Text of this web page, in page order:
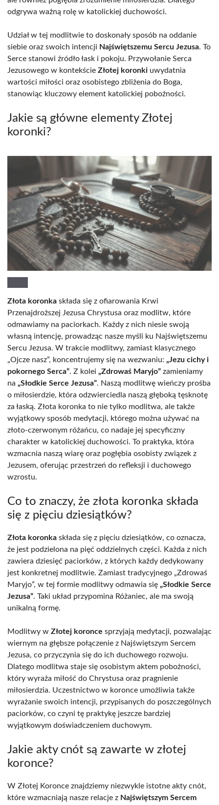
odgrywa ważną rolę w katolickiej duchowości.
Udział w tej modlitwie to doskonały sposób na oddanie
siebie oraz swoich intencji Najświętszemu Sercu Jezusa. To
Serce stanowi źródło łask i pokoju. Przywołanie Serca
Jezusowego w kontekście Złotej koronki uwydatnia
wartości miłości oraz osobistego zbliżenia do Boga,
stanowiąc kluczowy element katolickiej pobożności.
Jakie są główne elementy Złotej
koronki?
Złota koronka składa się z ofiarowania Krwi
Przenajdroższej Jezusa Chrystusa oraz modlitw, które
odmawiamy na paciorkach. Każdy z nich niesie swoją
własną intencję, prowadząc nasze myśli ku Najświętszemu
Sercu Jezusa. W trakcie modlitwy, zamiast klasycznego
„Ojcze nasz”, koncentrujemy się na wezwaniu: „Jezu cichy i
pokornego Serca”. Z kolei „Zdrowaś Maryjo” zamieniamy
na „Słodkie Serce Jezusa”. Naszą modlitwę wieńczy prośba
o miłosierdzie, która odzwierciedla naszą głęboką tęsknotę
za łaską. Złota koronka to nie tylko modlitwa, ale także
wyjątkowy sposób medytacji, którego można używać na
złoto-czerwonym różańcu, co nadaje jej specyficzny
charakter w katolickiej duchowości. To praktyka, która
wzmacnia naszą wiarę oraz pogłębia osobisty związek z
Jezusem, oferując przestrzeń do refleksji i duchowego
wzrostu.
Co to znaczy, że złota koronka składa
się z pięciu dziesiątków?
Złota koronka składa się z pięciu dziesiątków, co oznacza,
że jest podzielona na pięć oddzielnych części. Każda z nich
zawiera dziesięć paciorków, z których każdy dedykowany
jest konkretnej modlitwie. Zamiast tradycyjnego „Zdrowaś
Maryjo”, w tej formie modlitwy odmawia się „Słodkie Serce
Jezusa”. Taki układ przypomina Różaniec, ale ma swoją
unikalną formę.
Modlitwy w Złotej koronce sprzyjają medytacji, pozwalając
wiernym na głębsze połączenie z Najświętszym Sercem
Jezusa, co przyczynia się do ich duchowego rozwoju.
Dlatego modlitwa staje się osobistym aktem pobożności,
który wyraża miłość do Chrystusa oraz pragnienie
miłosierdzia. Uczestnictwo w koronce umożliwia także
wyrażanie swoich intencji, przypisanych do poszczególnych
paciorków, co czyni tę praktykę jeszcze bardziej
wyjątkowym doświadczeniem duchowym.
Jakie akty cnót są zawarte w złotej
koronce?
W Złotej Koronce znajdziemy niezwykle istotne akty cnót,
które wzmacniają nasze relacje z Najświętszym Sercem